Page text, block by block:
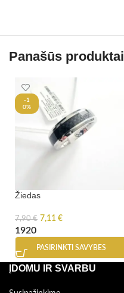
Panašūs produktai
-1
0%
Žiedas
7,90€ 7,11 €
1920
PASIRINKTI SAVYBES
ĮDOMU IR SVARBU